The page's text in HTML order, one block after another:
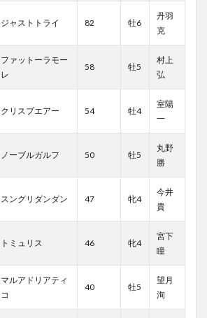
ジャストトライ 82 牡6
丹羽
克
ファットーラモー
レ
58 牡5
村上
弘
クリスプエアー 54 牡4
室陽
一
ノーブルガルフ 50 牡5
丸野
勝
スングリダンダン 47 牝4
今井
貴
トミュリス 46 牝4
宮下
瞳
マルアドリアティ
コ
40 牡5
望月
洵